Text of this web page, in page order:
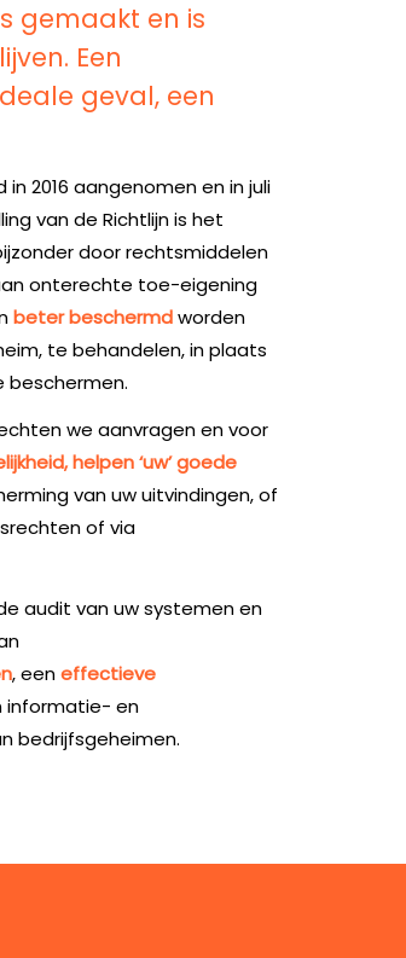
gemaakt en is
Een
geval, een
in 2016 aangenomen en in juli
van de Richtlijn is het
door rechtsmiddelen
onterechte toe-eigening
beter beschermdworden
te behandelen, in plaats
we aanvragen en voor
helpen ‘uw’ goede
van uw uitvindingen, of
of via
audit van uw systemen en
, eeneffectieve
informatie- en
bedrijfsgeheimen.